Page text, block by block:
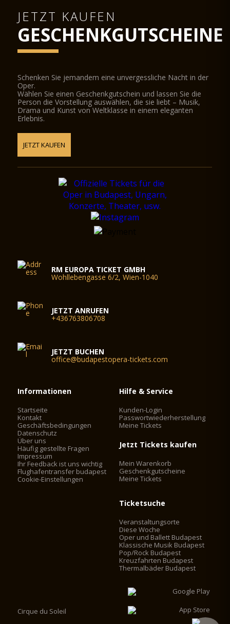
JETZT KAUFEN
GESCHENKGUTSCHEINE
Schenken Sie jemandem eine unvergessliche Nacht in der
Oper.
Wählen Sie einen Geschenkgutschein und lassen Sie die
Person die Vorstellung auswählen, die sie liebt – Musik,
Drama und Kunst von Weltklasse in einem eleganten
Erlebnis.
JETZT KAUFEN
RM EUROPA TICKET GMBH
Wohllebengasse 6/2, Wien-1040
JETZT ANRUFEN
+436763806708
JETZT BUCHEN
office@budapestopera-tickets.com
Informationen
Startseite
Kontakt
Geschäftsbedingungen
Datenschutz
Über uns
Häufig gestellte Fragen
Impressum
Ihr Feedback ist uns wichtig
Flughafentransfer budapest
Cookie-Einstellungen
Hilfe & Service
Kunden-Login
Passwortwiederherstellung
Meine Tickets
Jetzt Tickets kaufen
Mein Warenkorb
Geschenkgutscheine
Meine Tickets
Ticketsuche
Veranstaltungsorte
Diese Woche
Oper und Ballett Budapest
Klassische Musik Budapest
Pop/Rock Budapest
Kreuzfahrten Budapest
Thermalbäder Budapest
Cirque du Soleil